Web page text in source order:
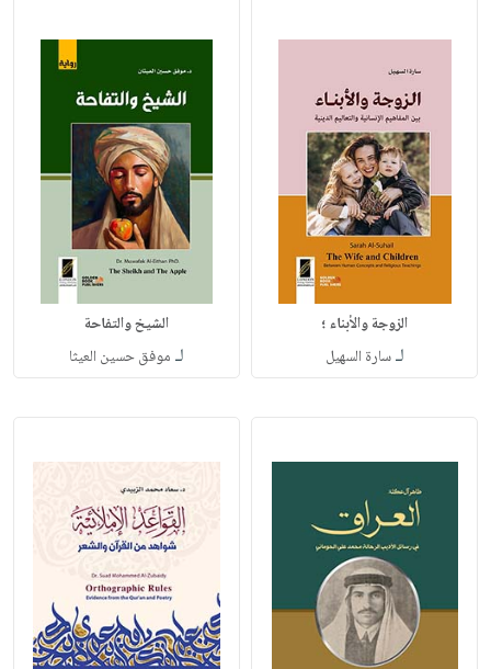
الزوجة والأبناء ؛
لـسارة السهيل
الشيخ والتفاحة
لـ موفق حسين العيثا